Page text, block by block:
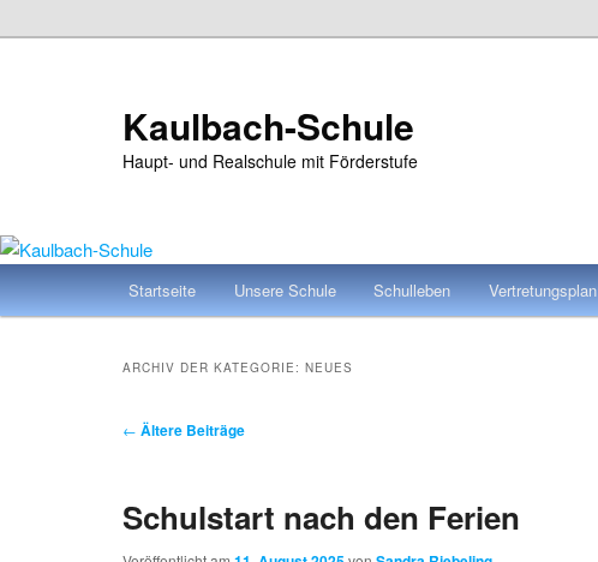
Kaulbach-Schule
Haupt- und Realschule mit Förderstufe
Hauptmenü Startseite Unsere Schule Schulleben Vertretungsplan
ARCHIV DER KATEGORIE:NEUES
Beitragsnavigation
← Ältere Beiträge
Schulstart nach den Ferien